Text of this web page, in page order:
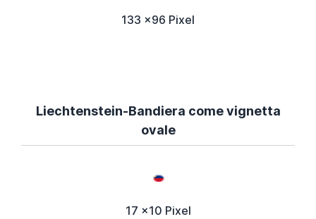
133 x96 Pixel
Liechtenstein-Bandiera come vignetta
ovale
17 x10 Pixel